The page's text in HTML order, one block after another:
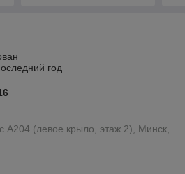
год
А204 (левое крыло, этаж 2), Минск,